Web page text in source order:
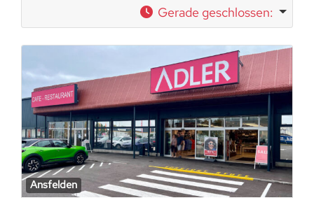
Gerade geschlossen:
Ansfelden